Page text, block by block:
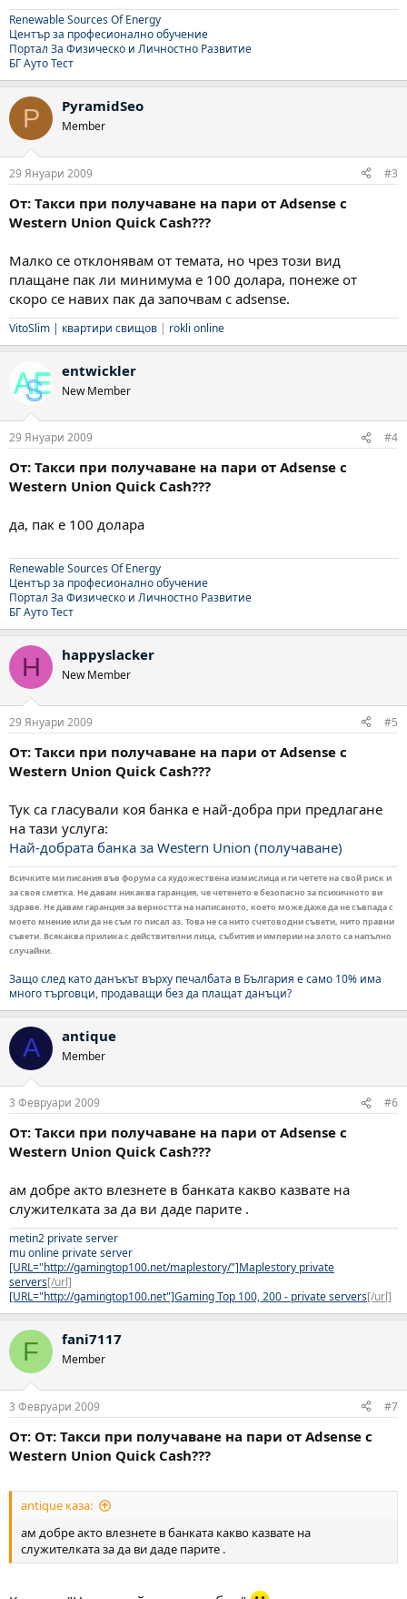
Renewable Sources Of Energy
Център за професионално обучение
Портал За Физическо и Личностно Развитие
БГ Ауто Тест
P PyramidSeo
Member
29 Януари 2009 #3
От: Такси при получаване на пари от Adsense с
Western Union Quick Cash???
Малко се отклонявам от темата, но чрез този вид
плащане пак ли минимума е 100 долара, понеже от
скоро се навих пак да започвам с adsense.
VitoSlim | квартири свищов | rokli online
entwickler
New Member
29 Януари 2009 #4
От: Такси при получаване на пари от Adsense с
Western Union Quick Cash???
да, пак е 100 долара
Renewable Sources Of Energy
Център за професионално обучение
Портал За Физическо и Личностно Развитие
БГ Ауто Тест
H happyslacker
New Member
29 Януари 2009 #5
От: Такси при получаване на пари от Adsense с
Western Union Quick Cash???
Тук са гласували коя банка е най-добра при предлагане
на тази услуга:
Най-добрата банка за Western Union (получаване)
Всичките ми писания във форума са художествена измислица и ги четете на свой риск и
за своя сметка. Не давам никаква гаранция, че четенето е безопасно за психичното ви
здраве. Не давам гаранция за верността на написаното, което може даже да не съвпада с
моето мнение или да не съм го писал аз. Това не са нито счетоводни съвети, нито правни
съвети. Всякаква прилика с действителни лица, събития и империи на злото са напълно
случайни.
Защо след като данъкът върху печалбата в България е само 10% има
много търговци, продаващи без да плащат данъци?
A antique
Member
3 Февруари 2009 #6
От: Такси при получаване на пари от Adsense с
Western Union Quick Cash???
ам добре акто влезнете в банката какво казвате на
служителката за да ви даде парите .
metin2 private server
mu online private server
[URL="http://gamingtop100.net/maplestory/"]Maplestory private
servers[/url]
[URL="http://gamingtop100.net"]Gaming Top 100, 200 - private servers[/url]
F fani7117
Member
3 Февруари 2009 #7
От: От: Такси при получаване на пари от Adsense с
Western Union Quick Cash???
antique каза:
ам добре акто влезнете в банката какво казвате на
служителката за да ви даде парите .